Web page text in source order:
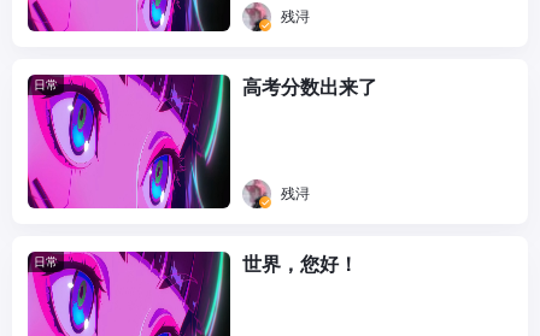
残浔
日常 高考分数出来了
残浔
日常 世界，您好！